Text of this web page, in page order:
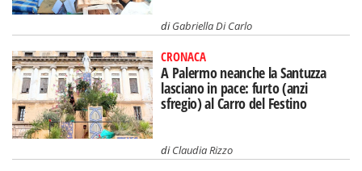
diGabriella Di Carlo
CRONACA
A Palermo neanche la Santuzza
lasciano in pace: furto (anzi
sfregio) al Carro del Festino
diClaudia Rizzo